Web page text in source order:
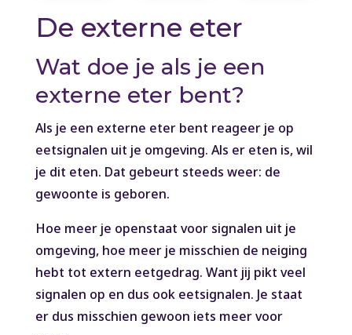
De externe eter
Wat doe je als je een
externe eter bent?
Als je een externe eter bent reageer je op
eetsignalen uit je omgeving. Als er eten is, wil
je dit eten. Dat gebeurt steeds weer: de
gewoonte is geboren.
Hoe meer je openstaat voor signalen uit je
omgeving, hoe meer je misschien de neiging
hebt tot extern eetgedrag. Want jij pikt veel
signalen op en dus ook eetsignalen. Je staat
er dus misschien gewoon iets meer voor